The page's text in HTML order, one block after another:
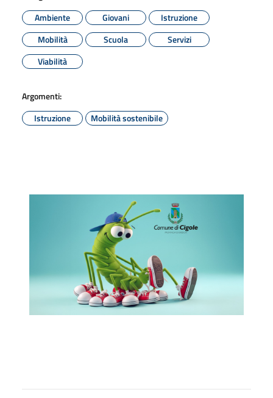
Ambiente
Giovani
Istruzione
Mobilità
Scuola
Servizi
Viabilità
Argomenti:
Istruzione
Mobilità sostenibile